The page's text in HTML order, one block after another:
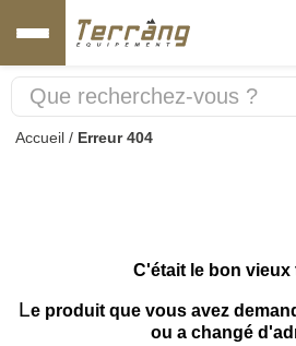
Accueil / Erreur 404
C'était le bon vieux
Le produit que vous avez
ou a changé